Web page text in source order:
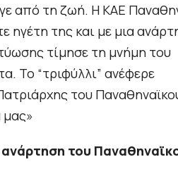
από τη ζωή. Η ΚΑΕ
ηγέτη της και με μια
τίμησε τη μνήμη του
Το “τριφύλλι” ανέφερε
του
μας»
του